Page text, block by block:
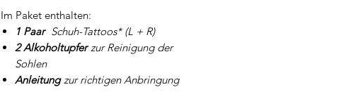
Im Paket enthalten:
1 Paar Schuh-Tattoos* (L + R)
2 Alkoholtupferzur Reinigung der
Sohlen
Anleitungzur richtigen Anbringung